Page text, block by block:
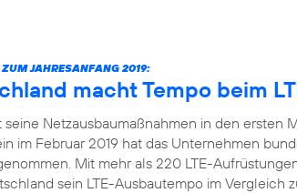
ZUM JAHRESANFANG 2019:
macht Tempo beim
Netzausbaumaßnahmen in den ersten
im Februar 2019 hat das Unternehmen
Mit mehr als 220 LTE-
sein LTE-Ausbautempo im Vergleich